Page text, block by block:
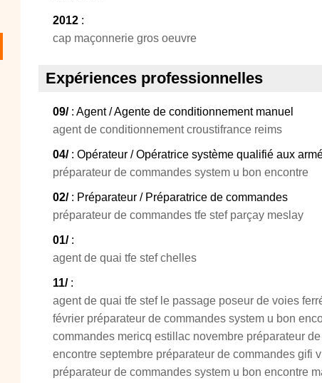
2012 :
cap maçonnerie gros oeuvre
Expériences professionnelles
09/: Agent / Agente de conditionnement manuel
agent de conditionnement croustifrance reims
04/: Opérateur / Opératrice système qualifié aux
préparateur de commandes system u bon encontre
02/: Préparateur / Préparatrice de commandes
préparateur de commandes tfe stef parçay meslay
01/:
agent de quai tfe stef chelles
11/:
agent de quai tfe stef le passage poseur de voies
février préparateur de commandes system u bon
commandes mericq estillac novembre préparateur
encontre septembre préparateur de commandes gifi
préparateur de commandes system u bon encontre